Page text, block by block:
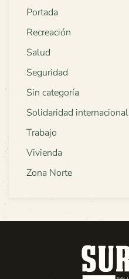
Portada
Recreación
Salud
Seguridad
Sin categoría
Solidaridad internacional
Trabajo
Vivienda
Zona Norte